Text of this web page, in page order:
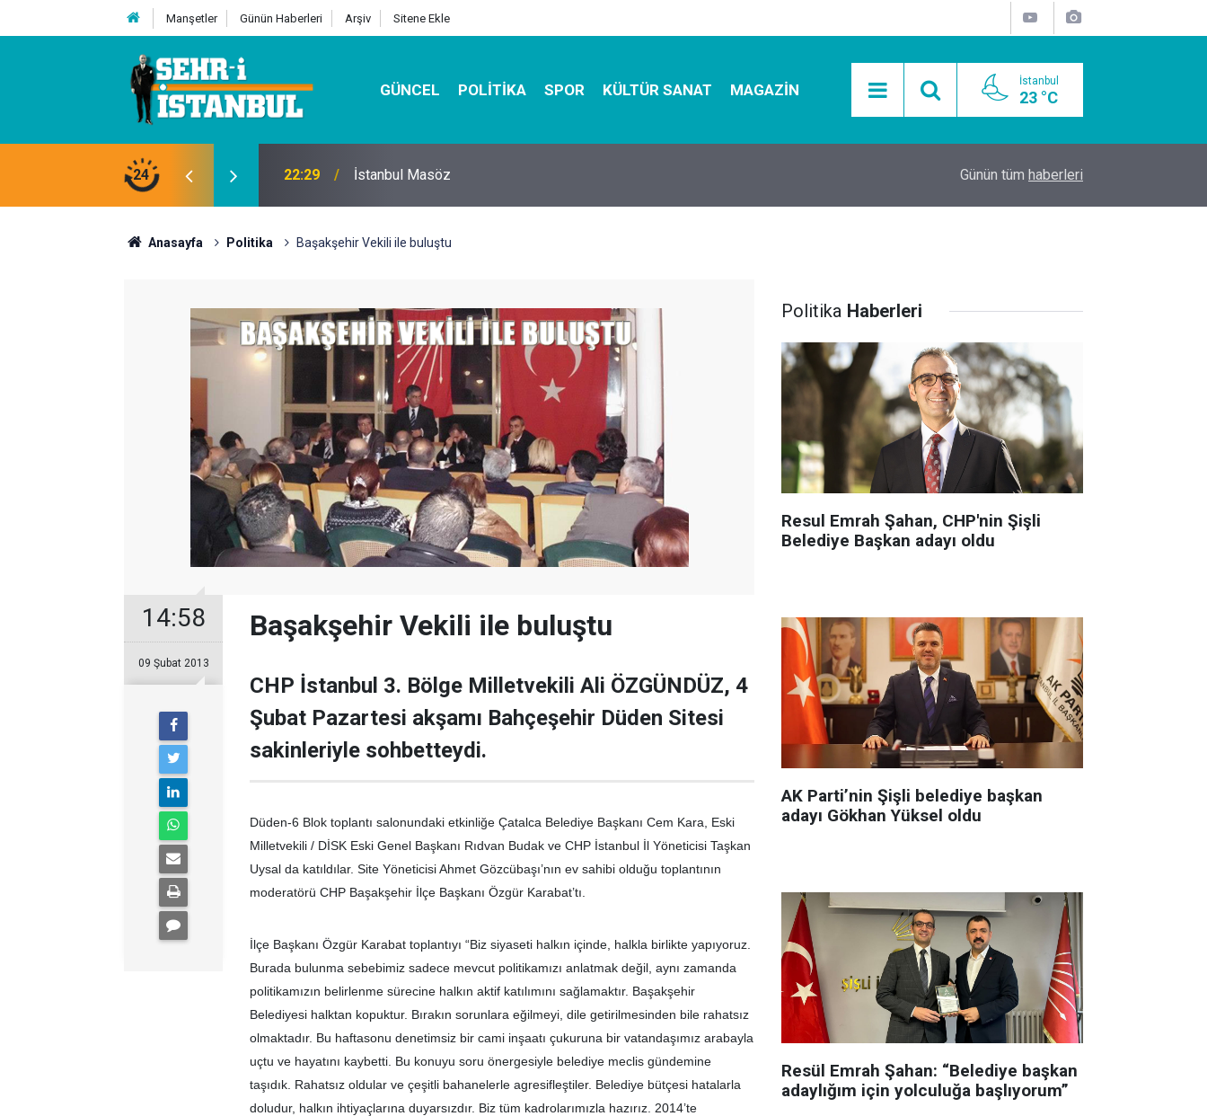
Manşetler Günün Haberleri Arşiv Sitene Ekle
GÜNCEL POLITIKA SPOR KÜLTÜR SANAT MAGAZIN İstanbul
23 °C
24 07:32 Kutu Sihirbazı ile Estetik, Dayanıklı ve Çevre Dostu Ambalaj Mobil Araçlarla Hayır Lokması Dağıtımının
Günün tüm haberleri
Anasayfa Politika Başakşehir Vekili ile buluştu
14:58
09 Şubat 2013
Başakşehir Vekili ile buluştu
CHP İstanbul 3. Bölge Milletvekili Ali ÖZGÜNDÜZ, 4
Şubat Pazartesi akşamı Bahçeşehir Düden Sitesi
sakinleriyle sohbetteydi.
Düden-6 Blok toplantı salonundaki etkinliğe Çatalca Belediye Başkanı Cem Kara, Eski
Milletvekili / DİSK Eski Genel Başkanı Rıdvan Budak ve CHP İstanbul İl Yöneticisi Taşkan
Uysal da katıldılar. Site Yöneticisi Ahmet Gözcübaşı’nın ev sahibi olduğu toplantının
moderatörü CHP Başakşehir İlçe Başkanı Özgür Karabat’tı.
İlçe Başkanı Özgür Karabat toplantıyı “Biz siyaseti halkın içinde, halkla birlikte yapıyoruz.
Burada bulunma sebebimiz sadece mevcut politikamızı anlatmak değil, aynı zamanda
politikamızın belirlenme sürecine halkın aktif katılımını sağlamaktır. Başakşehir
Belediyesi halktan kopuktur. Bırakın sorunlara eğilmeyi, dile getirilmesinden bile rahatsız
olmaktadır. Bu haftasonu denetimsiz bir cami inşaatı çukuruna bir vatandaşımız arabayla
uçtu ve hayatını kaybetti. Bu konuyu soru önergesiyle belediye meclis gündemine
taşıdık. Rahatsız oldular ve çeşitli bahanelerle agresifleştiler. Belediye bütçesi hatalarla
doludur, halkın ihtiyaçlarına duyarsızdır. Biz tüm kadrolarımızla hazırız. 2014’te
Politika Haberleri
Resul Emrah Şahan, CHP'nin Şişli
Belediye Başkan adayı oldu
AK Parti’nin Şişli belediye başkan
adayı Gökhan Yüksel oldu
Resül Emrah Şahan: “Belediye başkan
adaylığım için yolculuğa başlıyorum”